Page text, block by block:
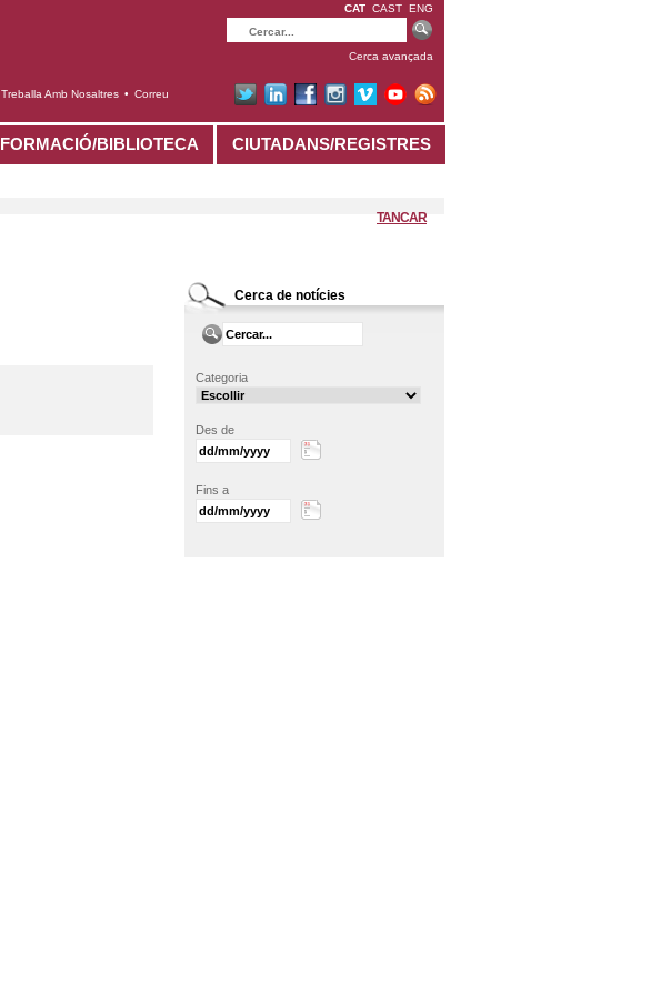
CAT CAST ENG
Cerca avançada
Treballa Amb Nosaltres • Correu
FORMACIÓ/BIBLIOTECA CIUTADANS/REGISTRES
TANCAR
Cerca de notícies
Categoria
Des de
Fins a